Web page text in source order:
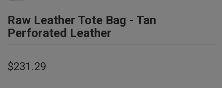
Raw Leather Tote Bag - Tan
Perforated Leather
$231.29